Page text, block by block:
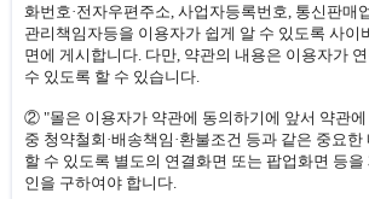
화번호·전자우편주소, 사업자등록번호, 통신판매
관리책임자등을 이용자가 쉽게 알 수 있도록 사이
면에 게시합니다. 다만, 약관의 내용은 이용자가
수 있도록 할 수 있습니다.
② "몰은 이용자가 약관에 동의하기에 앞서 약관
중 청약철회·배송책임·환불조건 등과 같은 중요
할 수 있도록 별도의 연결화면 또는 팝업화면 등
인을 구하여야 합니다.